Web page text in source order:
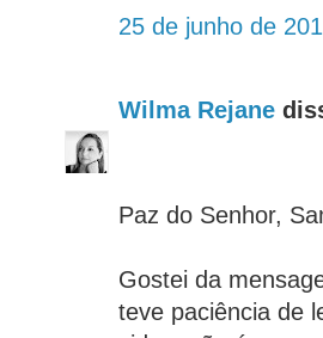
25 de junho de
Wilma Rejane
Paz do Senhor,
Gostei da
teve paciência de